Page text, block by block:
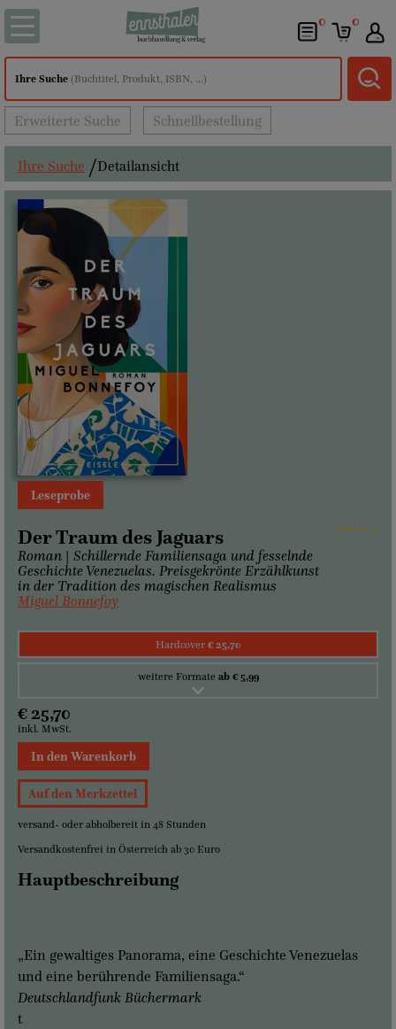
0 0
Ihre Suche (Buchtitel, Produkt, ISBN, ...)
Erweiterte Suche Schnellbestellung
Ihre Suche Detailansicht
Leseprobe
Der Traum des Jaguars
Roman | Schillernde Familiensaga und fesselnde
Geschichte Venezuelas. Preisgekrönte Erzählkunst
in der Tradition des magischen Realismus
Miguel Bonnefoy
Hardcover € 25,70
weitere Formate ab € 5,99
€ 25,70
inkl. MwSt.
In den Warenkorb
Auf den Merkzettel
versand- oder abholbereit in 48 Stunden
Versandkostenfrei in Österreich ab 30 Euro
Hauptbeschreibung
„Ein gewaltiges Panorama, eine Geschichte Venezuelas
und eine berührende Familiensaga.“
Deutschlandfunk Büchermark
t